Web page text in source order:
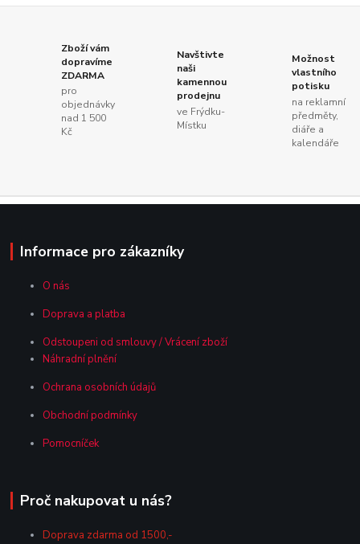
Zboží vám
dopravíme
ZDARMA
pro
objednávky
nad 1 500
Kč
Navštivte
naši
kamennou
prodejnu
ve Frýdku-
Místku
Možnost
vlastního
potisku
na reklamní
předměty,
diáře a
kalendáře
Informace pro zákazníky
O nás
Doprava a platba
Odstoupeni od smlouvy / Vrácení zboží
Náhradní plnění
Ochrana osobních údajů
Obchodní podmínky
Pomocníček
Proč nakupovat u nás?
Doprava zdarma od 1500,-